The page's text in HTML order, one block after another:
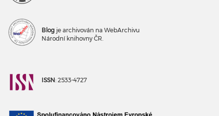
Blog je archivován na WebArchivu
Národní knihovny ČR.
ISSN: 2533-4727